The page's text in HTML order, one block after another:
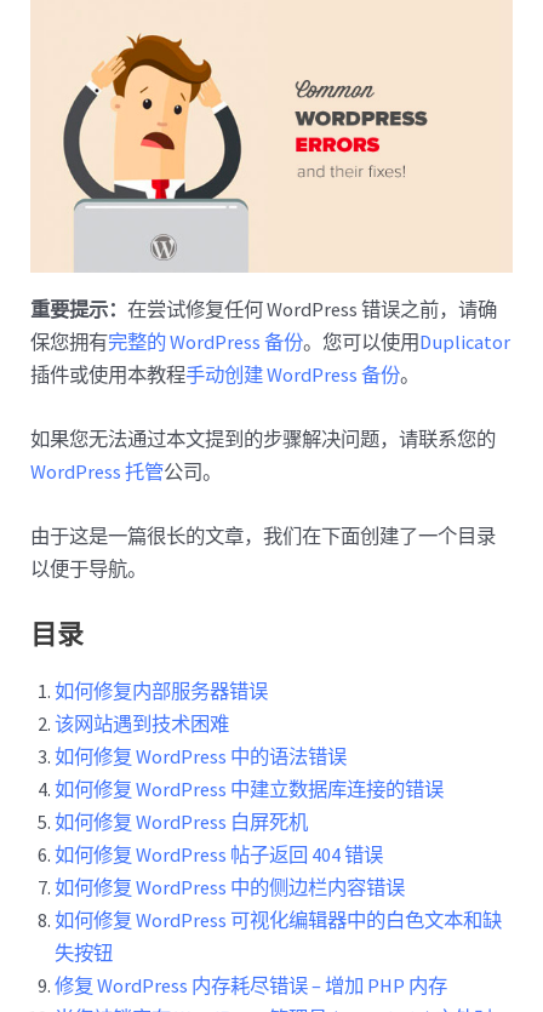
重要提示：在尝试修复任何 WordPress 错误之前，请确
保您拥有完整的 WordPress 备份。您可以使用Duplicator
插件或使用本教程手动创建 WordPress 备份。
如果您无法通过本文提到的步骤解决问题，请联系您的
WordPress 托管公司。
由于这是一篇很长的文章，我们在下面创建了一个目录
以便于导航。
目录
如何修复内部服务器错误
该网站遇到技术困难
如何修复 WordPress 中的语法错误
如何修复 WordPress 中建立数据库连接的错误
如何修复 WordPress 白屏死机
如何修复 WordPress 帖子返回 404 错误
如何修复 WordPress 中的侧边栏内容错误
如何修复 WordPress 可视化编辑器中的白色文本和缺
失按钮
修复 WordPress 内存耗尽错误 – 增加 PHP 内存